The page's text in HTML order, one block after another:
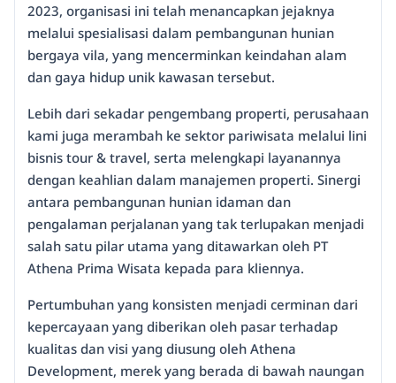
2023, organisasi ini telah menancapkan jejaknya
melalui spesialisasi dalam pembangunan hunian
bergaya vila, yang mencerminkan keindahan alam
dan gaya hidup unik kawasan tersebut.
Lebih dari sekadar pengembang properti, perusahaan
kami juga merambah ke sektor pariwisata melalui lini
bisnis tour & travel, serta melengkapi layanannya
dengan keahlian dalam manajemen properti. Sinergi
antara pembangunan hunian idaman dan
pengalaman perjalanan yang tak terlupakan menjadi
salah satu pilar utama yang ditawarkan oleh PT
Athena Prima Wisata kepada para kliennya.
Pertumbuhan yang konsisten menjadi cerminan dari
kepercayaan yang diberikan oleh pasar terhadap
kualitas dan visi yang diusung oleh Athena
Development, merek yang berada di bawah naungan